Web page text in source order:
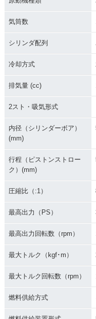
マイナーチェンジ
マ
マイナーチェンジ
マ
気筒数
シリンダ配列
冷却方式
排気量 (cc)
2スト・吸気形式
内径（シリンダーボア）
(mm)
行程（ピストンストロー
ク）(mm)
圧縮比（:1）
最高出力（PS）
最高出力回転数（rpm）
最大トルク（kgf･m）
最大トルク回転数（rpm）
燃料供給方式